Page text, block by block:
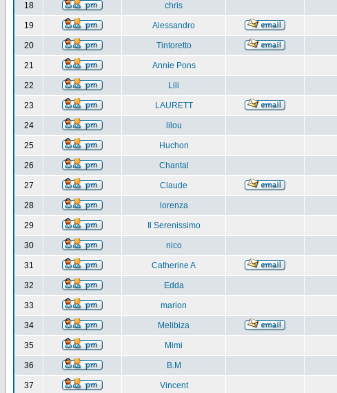
18 chris
19 Alessandro
20 Tintoretto
21 Annie Pons
22 Lili
23 LAURETT
24 lilou
25 Huchon
26 Chantal
27 Claude
28 lorenza
29 Il Serenissimo
30 nico
31 Catherine A
32 Edda
33 marion
34 Melibiza
35 Mimi
36 B.M
37 Vincent